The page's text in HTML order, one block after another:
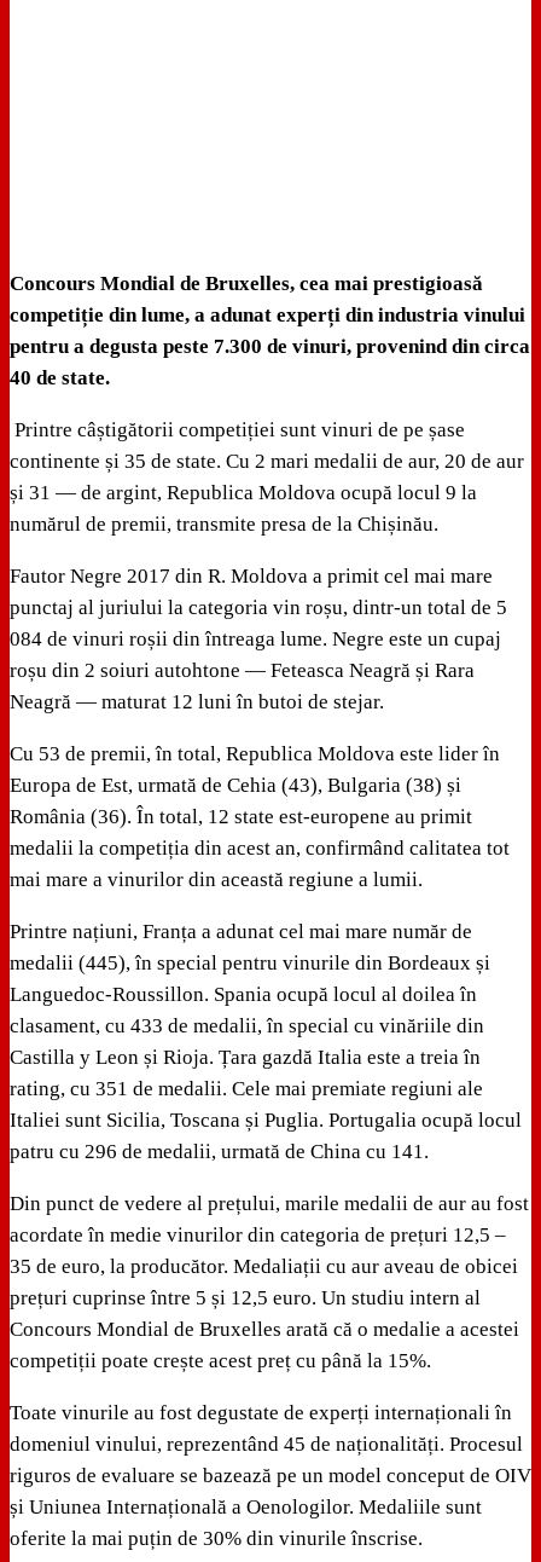
Concours Mondial de Bruxelles, cea mai prestigioasă
competiție din lume, a adunat experți din industria vinului
pentru a degusta peste 7.300 de vinuri, provenind din circa
40 de state.
Printre câștigătorii competiției sunt vinuri de pe șase
continente și 35 de state. Cu 2 mari medalii de aur, 20 de aur
și 31 — de argint, Republica Moldova ocupă locul 9 la
numărul de premii, transmite presa de la Chișinău.
Fautor Negre 2017 din R. Moldova a primit cel mai mare
punctaj al juriului la categoria vin roșu, dintr-un total de 5
084 de vinuri roșii din întreaga lume. Negre este un cupaj
roșu din 2 soiuri autohtone — Feteasca Neagră și Rara
Neagră — maturat 12 luni în butoi de stejar.
Cu 53 de premii, în total, Republica Moldova este lider în
Europa de Est, urmată de Cehia (43), Bulgaria (38) și
România (36). În total, 12 state est-europene au primit
medalii la competiția din acest an, confirmând calitatea tot
mai mare a vinurilor din această regiune a lumii.
Printre națiuni, Franța a adunat cel mai mare număr de
medalii (445), în special pentru vinurile din Bordeaux și
Languedoc-Roussillon. Spania ocupă locul al doilea în
clasament, cu 433 de medalii, în special cu vinăriile din
Castilla y Leon și Rioja. Țara gazdă Italia este a treia în
rating, cu 351 de medalii. Cele mai premiate regiuni ale
Italiei sunt Sicilia, Toscana și Puglia. Portugalia ocupă locul
patru cu 296 de medalii, urmată de China cu 141.
Din punct de vedere al prețului, marile medalii de aur au fost
acordate în medie vinurilor din categoria de prețuri 12,5 –
35 de euro, la producător. Medaliații cu aur aveau de obicei
prețuri cuprinse între 5 și 12,5 euro. Un studiu intern al
Concours Mondial de Bruxelles arată că o medalie a acestei
competiții poate crește acest preț cu până la 15%.
Toate vinurile au fost degustate de experți internaționali în
domeniul vinului, reprezentând 45 de naționalități. Procesul
riguros de evaluare se bazează pe un model conceput de OIV
și Uniunea Internațională a Oenologilor. Medaliile sunt
oferite la mai puțin de 30% din vinurile înscrise.